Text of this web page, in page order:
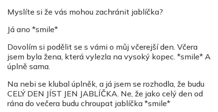
Myslíte si že vás mohou zachránit jablíčka?
Já ano *smile*
Dovolím si podělit se s vámi o můj včerejší den. Včera
jsem byla žena, která vylezla na vysoký kopec. *smile* A
úplně sama.
Na nebi se klubal úplněk, a já jsem se rozhodla, že budu
CELÝ DEN JÍST JEN JABLÍČKA. Ne, že jako celý den od
rána do večera budu chroupat jablíčka *smile*